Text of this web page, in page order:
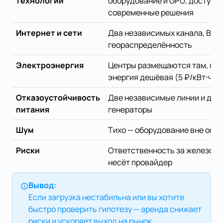
современные решения
Интернет и сети
Два независимых канала, BGP,
геораспределённость
Электроэнергия
Центры размещаются там, где
энергия дешёвая (5 ₽/кВт⋅ч
Отказоустойчивость
питания
Две независимые линии и
генераторы
Шум
Тихо — оборудование вне
Риски
Ответственность за железо и
несёт провайдер
Вывод:
Если загрузка нестабильна или вы хотите
быстро проверить гипотезу — аренда снижает